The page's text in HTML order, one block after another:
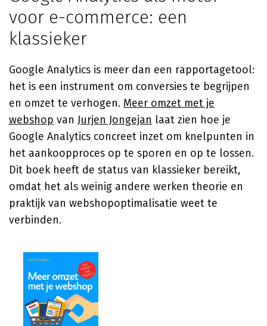
voor e-commerce: een
klassieker
Google Analytics is meer dan een rapportagetool:
het is een instrument om conversies te begrijpen
en omzet te verhogen. Meer omzet met je
webshop van Jurjen Jongejan laat zien hoe je
Google Analytics concreet inzet om knelpunten in
het aankoopproces op te sporen en op te lossen.
Dit boek heeft de status van klassieker bereikt,
omdat het als weinig andere werken theorie en
praktijk van webshopoptimalisatie weet te
verbinden.